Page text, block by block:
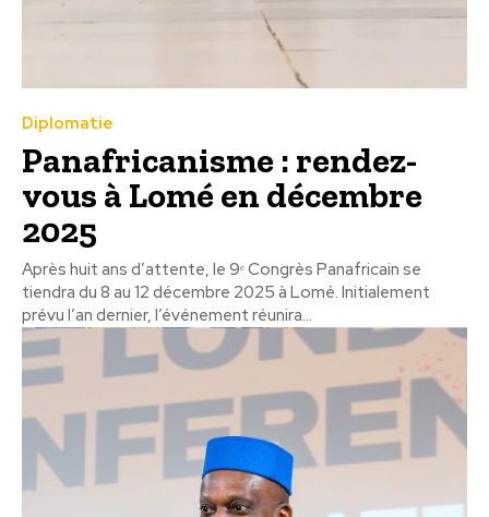
Diplomatie
Panafricanisme : rendez-
vous à Lomé en décembre
2025
Après huit ans d’attente, le 9ᵉ Congrès Panafricain se
tiendra du 8 au 12 décembre 2025 à Lomé. Initialement
prévu l’an dernier, l’événement réunira...